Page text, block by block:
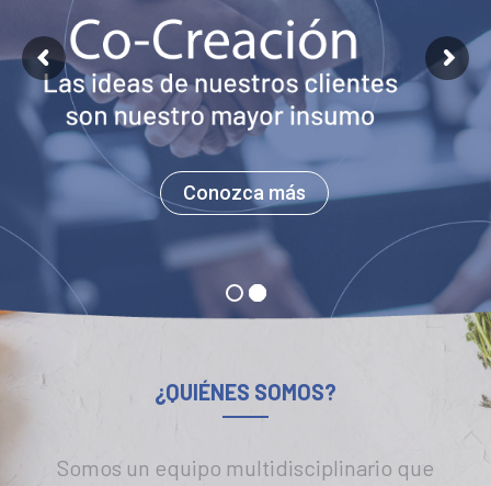
Conozca más
¿QUIÉNES SOMOS?
Somos un equipo multidisciplinario que